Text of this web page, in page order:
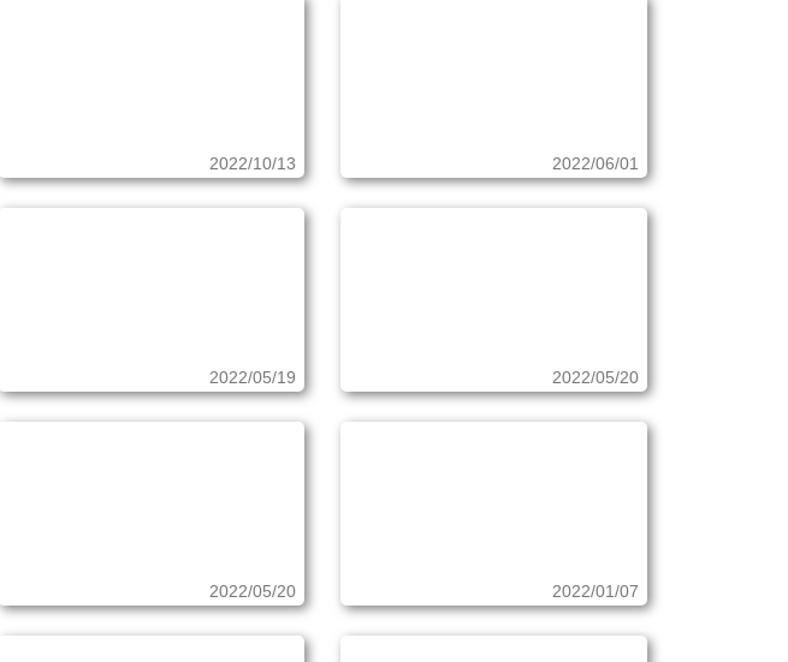
2022/10/13 2022/06/01
2022/05/19 2022/05/20
2022/05/20 2022/01/07